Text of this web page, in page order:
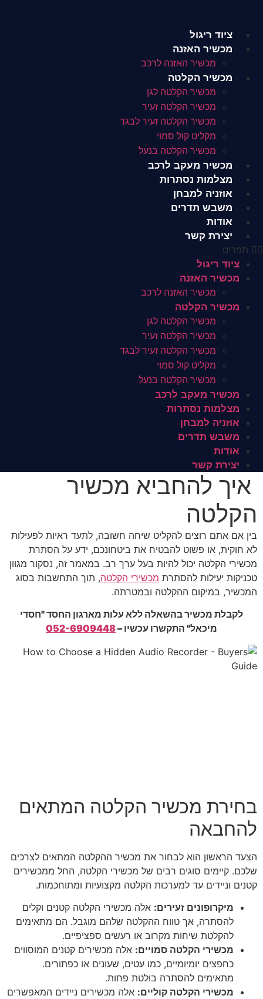
ציוד ריגול
מכשיר האזנה
מכשיר האזנה לרכב
מכשיר הקלטה
מכשיר הקלטה לגן
מכשיר הקלטה זעיר
מכשיר הקלטה זעיר לבגד
מקליט קול סמוי
מכשיר הקלטה בנעל
מכשיר מעקב לרכב
מצלמות נסתרות
אוזניה למבחן
משבש תדרים
אודות
יצירת קשר
תפריט
ציוד ריגול
מכשיר האזנה
מכשיר האזנה לרכב
מכשיר הקלטה
מכשיר הקלטה לגן
מכשיר הקלטה זעיר
מכשיר הקלטה זעיר לבגד
מקליט קול סמוי
מכשיר הקלטה בנעל
מכשיר מעקב לרכב
מצלמות נסתרות
אוזניה למבחן
משבש תדרים
אודות
יצירת קשר
איך להחביא מכשיר
הקלטה
בין אם אתם רוצים להקליט שיחה חשובה, לתעד ראיות לפעילות
לא חוקית, או פשוט להבטיח את ביטחונכם, ידע על הסתרת
מכשירי הקלטה יכול להיות בעל ערך רב. במאמר זה, נסקור מגוון
טכניקות יעילות להסתרת מכשירי הקלטה, תוך התחשבות בסוג
המכשיר, במיקום ההקלטה ובמטרתה.
לקבלת מכשיר בהשאלה ללא עלות מארגון החסד "חסדי
מיכאל" התקשרו עכשיו –052-6909448
בחירת מכשיר הקלטה המתאים
להחבאה
הצעד הראשון הוא לבחור את מכשיר ההקלטה המתאים לצרכים
שלכם. קיימים סוגים רבים של מכשירי הקלטה, החל ממכשירים
קטנים וניידים עד למערכות הקלטה מקצועיות ומתוחכמות.
מיקרופונים זעירים: אלה מכשירי הקלטה קטנים וקלים
להסתרה, אך טווח ההקלטה שלהם מוגבל. הם מתאימים
להקלטת שיחות מקרוב או רעשים ספציפיים.
מכשירי הקלטה סמויים: אלה מכשירים קטנים המוסווים
כחפצים יומיומיים, כמו עטים, שעונים או כפתורים.
מתאימים להסתרה בולטת פחות.
מכשירי הקלטה קוליים: אלה מכשירים ניידים המאפשרים